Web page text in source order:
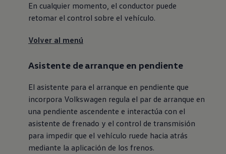
En cualquier momento, el conductor puede
retomar el control sobre el vehículo.
Volver al menú
Asistente de arranque en pendiente
El asistente para el arranque en pendiente que
incorpora Volkswagen regula el par de arranque en
una pendiente ascendente e interactúa con el
asistente de frenado y el control de transmisión
para impedir que el vehículo ruede hacia atrás
mediante la aplicación de los frenos.